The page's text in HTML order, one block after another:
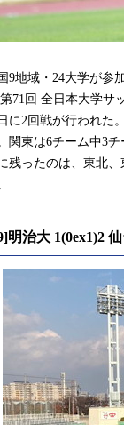
9地域・24大学が参
71回 全⽇本⼤学サ
に2回戦が行われた
関東は6チーム中3
残ったのは、東北
明治大 1(0ex1)2